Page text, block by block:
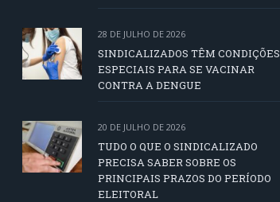
28 DE JULHO DE 2026
SINDICALIZADOS TÊM CONDIÇÕES
ESPECIAIS PARA SE VACINAR
CONTRA A DENGUE
20 DE JULHO DE 2026
TUDO O QUE O SINDICALIZADO
PRECISA SABER SOBRE OS
PRINCIPAIS PRAZOS DO PERÍODO
ELEITORAL